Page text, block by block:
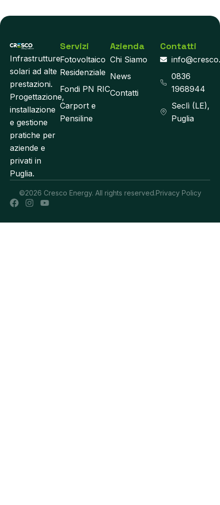
Infrastrutture
solari ad alte
prestazioni.
Progettazione,
installazione
e gestione
pratiche per
aziende e
privati in
Puglia.
Servizi
Fotovoltaico
Residenziale
Fondi PN RIC
Carport e
Pensiline
Azienda
Chi Siamo
News
Contatti
Contatti
0836
1968944
Seclì (LE),
Puglia
©2026 Cresco Energy. All rights reserved.Privacy Policy
F
a
I
Y